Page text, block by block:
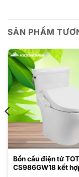
SẢN PHẨM
Bồn cầu điện tử
CS986GW18 kết